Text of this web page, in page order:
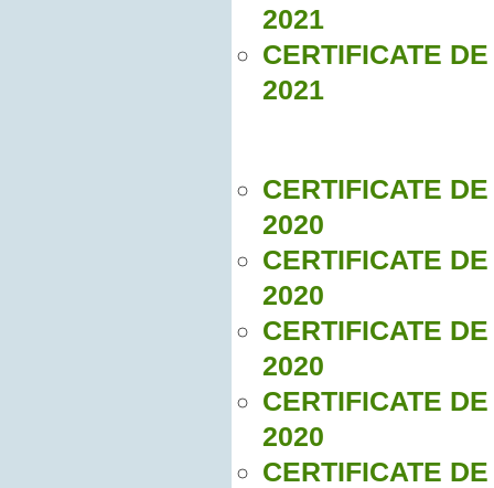
2021
CERTIFICATE
2021
CERTIFICATE
2020
CERTIFICATE
2020
CERTIFICATE
2020
CERTIFICATE
2020
CERTIFICATE